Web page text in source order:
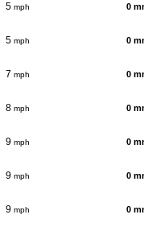
5 mph 0
5 mph 0
7 mph 0
8 mph 0
9 mph 0
9 mph 0
9 mph 0